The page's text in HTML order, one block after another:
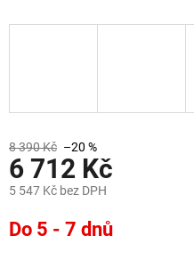
8 390 Kč –20 %
6 712 Kč
5 547 Kč bez DPH
cena:
Do 5 - 7 dnů